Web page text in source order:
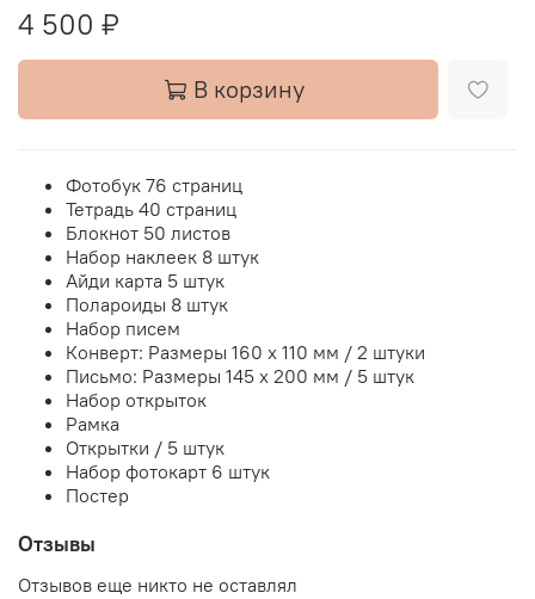
4 500 ₽
В корзину
Фотобук 76 страниц
Тетрадь 40 страниц
Блокнот 50 листов
Набор наклеек 8 штук
Айди карта 5 штук
Полароиды 8 штук
Набор писем
Конверт: Размеры 160 x 110 мм / 2 штуки
Письмо: Размеры 145 x 200 мм / 5 штук
Набор открыток
Рамка
Открытки / 5 штук
Набор фотокарт 6 штук
Постер
Отзывы
Отзывов еще никто не оставлял